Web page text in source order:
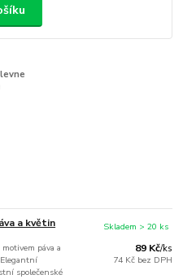
a květin
páva a
společenské
89 Kč/ks
74 Kč bez DPH
Skladem > 20 ks